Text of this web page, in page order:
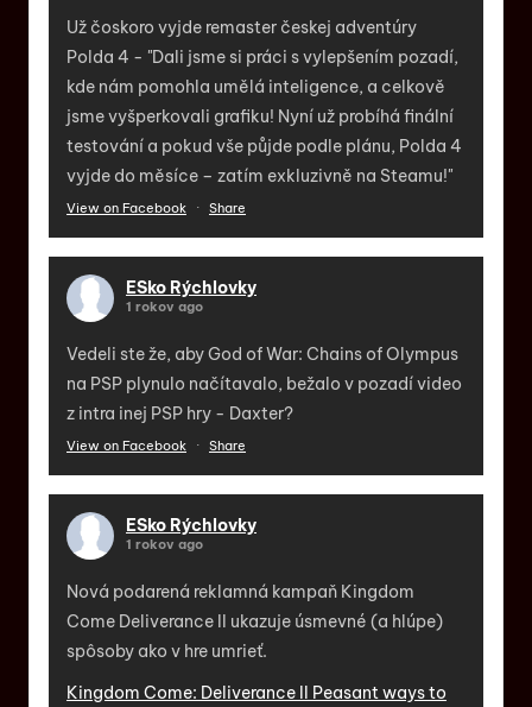
Už čoskoro vyjde remaster českej adventúry
Polda 4 - "Dali jsme si práci s vylepšením pozadí,
kde nám pomohla umělá inteligence, a celkově
jsme vyšperkovali grafiku! Nyní už probíhá finální
testování a pokud vše půjde podle plánu, Polda 4
vyjde do měsíce – zatím exkluzivně na Steamu!"
View on Facebook · Share
ESko Rýchlovky
1 rokov ago
Vedeli ste že, aby God of War: Chains of Olympus
na PSP plynulo načítavalo, bežalo v pozadí video
z intra inej PSP hry - Daxter?
View on Facebook · Share
ESko Rýchlovky
1 rokov ago
Nová podarená reklamná kampaň Kingdom
Come Deliverance II ukazuje úsmevné (a hlúpe)
spôsoby ako v hre umrieť.
Kingdom Come: Deliverance II Peasant ways to